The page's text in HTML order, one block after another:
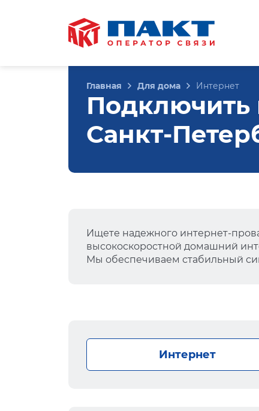
Главная Для дома Интернет
Подключить
Санкт-
Ищете надежного интернет-
высокоскоростной домашний
Мы обеспечиваем стабильный
Интернет